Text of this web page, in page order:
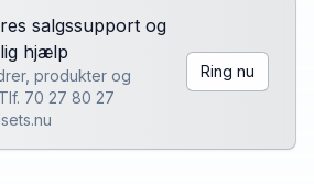
salgssupport og
hjælp
produkter og
70 27 80 27
Ring nu